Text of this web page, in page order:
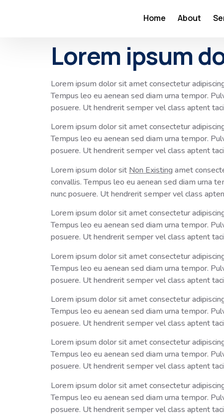
Home About
Lorem ipsum
Lorem ipsum dolor sit amet consectetur
Tempus leo eu aenean sed diam urna tempor.
posuere. Ut hendrerit semper vel class aptent
Lorem ipsum dolor sit amet consectetur
Tempus leo eu aenean sed diam urna tempor.
posuere. Ut hendrerit semper vel class aptent
Lorem ipsum dolor sit Non Existing amet
convallis. Tempus leo eu aenean sed diam urna
nunc posuere. Ut hendrerit semper vel class
Lorem ipsum dolor sit amet consectetur
Tempus leo eu aenean sed diam urna tempor.
posuere. Ut hendrerit semper vel class aptent
Lorem ipsum dolor sit amet consectetur
Tempus leo eu aenean sed diam urna tempor.
posuere. Ut hendrerit semper vel class aptent
Lorem ipsum dolor sit amet consectetur
Tempus leo eu aenean sed diam urna tempor.
posuere. Ut hendrerit semper vel class aptent
Lorem ipsum dolor sit amet consectetur
Tempus leo eu aenean sed diam urna tempor.
posuere. Ut hendrerit semper vel class aptent
Lorem ipsum dolor sit amet consectetur
Tempus leo eu aenean sed diam urna tempor.
posuere. Ut hendrerit semper vel class aptent